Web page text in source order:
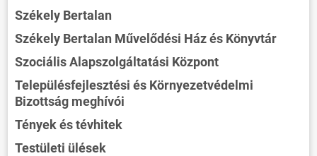
Székely Bertalan
Székely Bertalan Művelődési Ház és Könyvtár
Szociális Alapszolgáltatási Központ
Településfejlesztési és Környezetvédelmi
Bizottság meghívói
Tények és tévhitek
Testületi ülések